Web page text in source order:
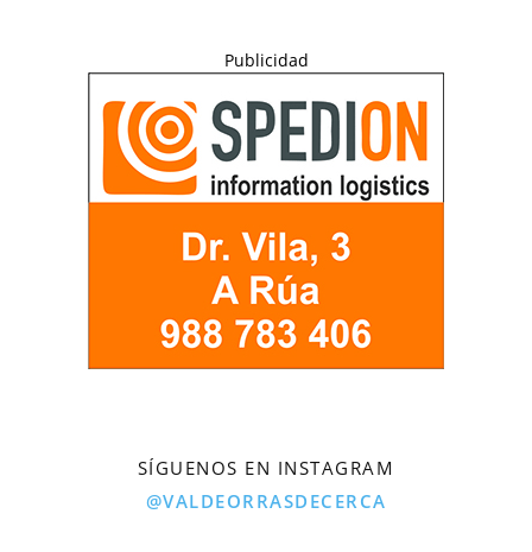
Publicidad
SÍGUENOS EN INSTAGRAM
@VALDEORRASDECERCA